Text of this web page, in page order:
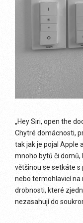
„Hey Siri, open the
Chytré domácnosti,
tak jak je pojal Apple
mnoho bytů či domů,
většinou se setkáte s
nebo termohlavicí na
drobnosti, které
nezasahují do